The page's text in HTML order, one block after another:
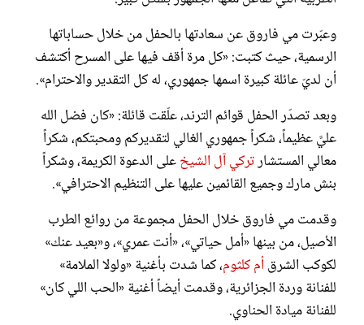
وعبّرت مي فاروق عن سعادتها بالحفل من خلال حساباتها
الرسمية، حيث كتبت: «كل مرة أقف فيها على المسرح أكتشف
أن لديّ عائلة كبيرة اسمها جمهوري، له كل التقدير والاحترام».
وبعد تصدّر الحفل قوائم الترند، علّقت قائلة: «كان فضل الله
عليَّ عظيماً، شكراً جمهوري الغالي لتقديركم ومحبتكم، شكراً
معالي المستشارتركي آل الشيخعلى الدعوة الكريمة، وشكراً
بنش مارك وجميع القائمين عليها على التنظيم الاحترافي».
وقدمت مي فاروق خلال الحفل مجموعة من روائع الطرب
الأصيل، من بينها «أمل حياتي»، «أنت عمري»، و«بعيد عنك»
لكوكب الشرقأم كلثوم، كما شدت بأغنية «ولولا الملامة»
للفنانة وردة الجزائرية، وقدمت أيضاً أغنية «الحب اللي كان»
للفنانة ميادة الحناوي.